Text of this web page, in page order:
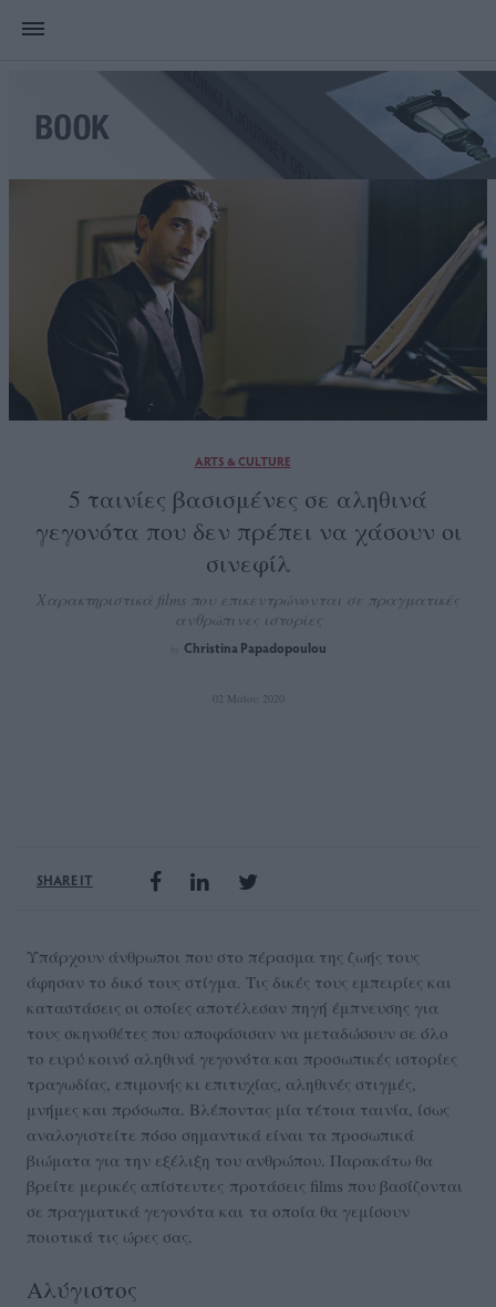
ARTS & CULTURE
5 ταινίες βασισμένες σε αληθινά
γεγονότα που δεν πρέπει να χάσουν οι
σινεφίλ
Χαρακτηριστικά films που επικεντρώνονται σε πραγματικές
ανθρώπινες ιστορίες
Christina Papadopoulou
02 Μαΐου 2020
SHARE IT
Υπάρχουν άνθρωποι που στο πέρασμα της ζωής τους
άφησαν το δικό τους στίγμα. Τις δικές τους εμπειρίες και
καταστάσεις οι οποίες αποτέλεσαν πηγή έμπνευσης για
τους σκηνοθέτες που αποφάσισαν να μεταδώσουν σε όλο
το ευρύ κοινό αληθινά γεγονότα και προσωπικές ιστορίες
τραγωδίας, επιμονής κι επιτυχίας, αληθινές στιγμές,
μνήμες και πρόσωπα. Βλέποντας μία τέτοια ταινία, ίσως
αναλογιστείτε πόσο σημαντικά είναι τα προσωπικά
βιώματα για την εξέλιξη του ανθρώπου. Παρακάτω θα
βρείτε μερικές απίστευτες προτάσεις films που βασίζονται
σε πραγματικά γεγονότα και τα οποία θα γεμίσουν
ποιοτικά τις ώρες σας.
Αλύγιστος